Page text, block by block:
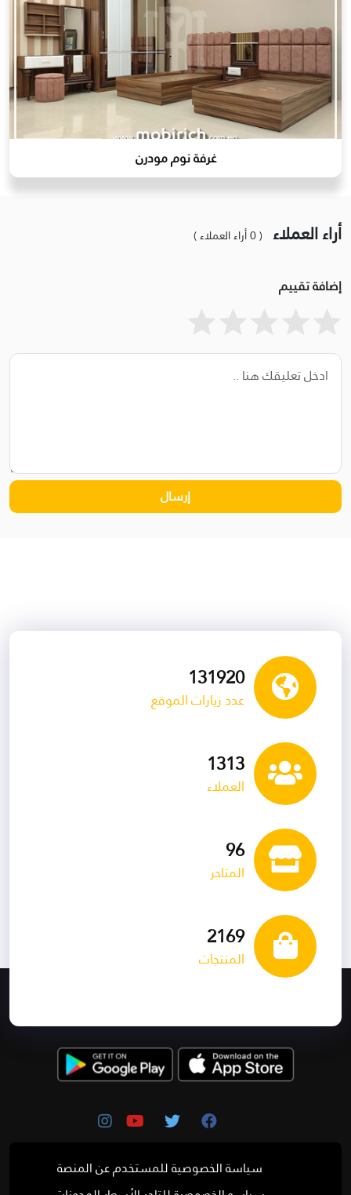
غرفة نوم مودرن
أراء العملاء ( 0 أراء العملاء )
إضافة تقييم
139318
عدد زيارات الموقع
1375
العملاء
101
المتاجر
2270
المنتجات
سياسة الخصوصية للمستخدمعن المنصة